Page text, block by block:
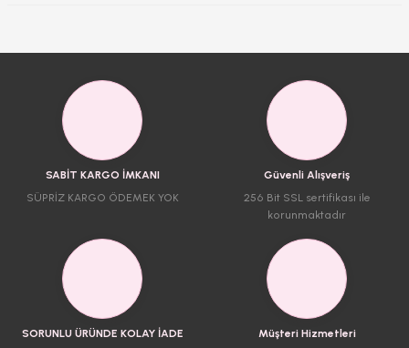
SABİT KARGO İMKANI
SÜPRİZ KARGO ÖDEMEK YOK
Güvenli Alışveriş
256 Bit SSL sertifikası ile
korunmaktadır
SORUNLU ÜRÜNDE KOLAY İADE
Müşteri Hizmetleri